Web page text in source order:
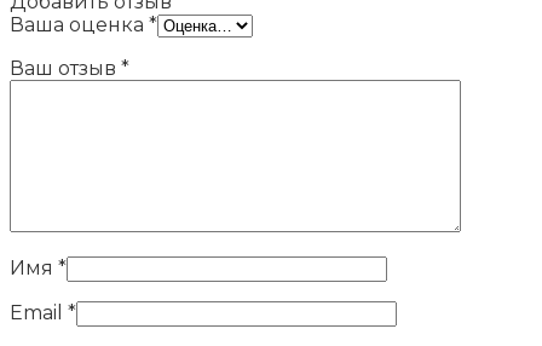
Ваша оценка *
Ваш отзыв *
Имя *
Email *